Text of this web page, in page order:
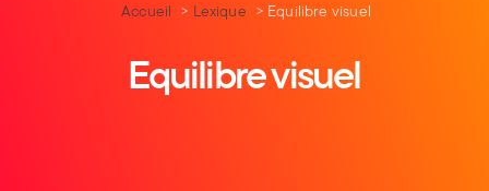
Accueil Lexique Equilibre visuel
Equilibre visuel